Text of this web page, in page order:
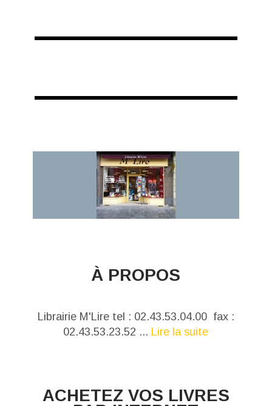
À PROPOS
Librairie M'Lire tel : 02.43.53.04.00 fax :
02.43.53.23.52 ... Lire la suite
ACHETEZ VOS LIVRES